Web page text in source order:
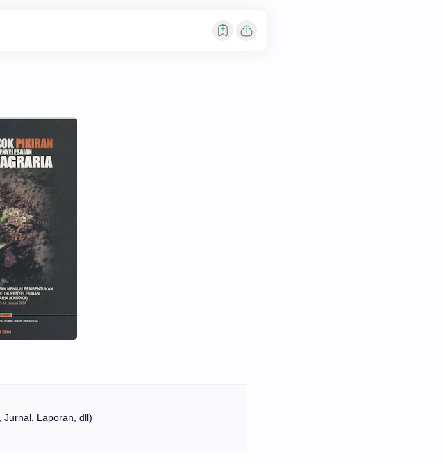
Jurnal, Laporan, dll)